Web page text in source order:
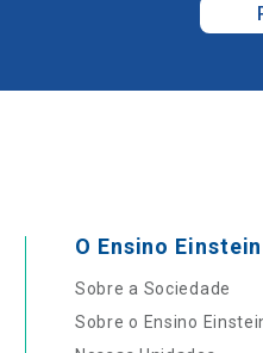
O Ensino Einstein
Sobre a Sociedade
Sobre o Ensino